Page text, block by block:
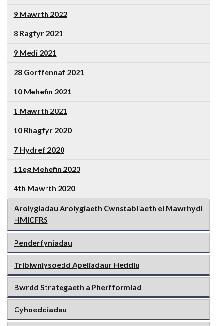
9 Mawrth 2022
8 Ragfyr 2021
9 Medi 2021
28 Gorffennaf 2021
10 Mehefin 2021
1 Mawrth 2021
10 Rhagfyr 2020
7 Hydref 2020
11eg Mehefin 2020
4th Mawrth 2020
Arolygiadau Arolygiaeth Cwnstabliaeth ei Mawrhydi
HMICFRS
Penderfyniadau
Tribiwnlysoedd Apeliadaur Heddlu
Bwrdd Strategaeth a Pherfformiad
Cyhoeddiadau